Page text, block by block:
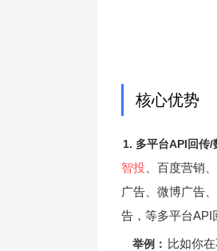
核心优势
1. 多平台API回传/
智投 、百度营销
广告、微博广告、
告，等多平台API
举例： 比如你